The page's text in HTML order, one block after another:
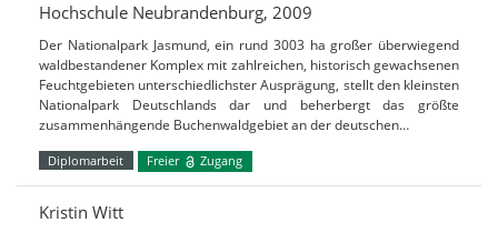
Hochschule Neubrandenburg, 2009
Der Nationalpark Jasmund, ein rund 3003 ha großer überwiegend
waldbestandener Komplex mit zahlreichen, historisch gewachsenen
Feuchtgebieten unterschiedlichster Ausprägung, stellt den kleinsten
Nationalpark Deutschlands dar und beherbergt das größte
zusammenhängende Buchenwaldgebiet an der deutschen…
Diplomarbeit Freier Zugang
Kristin Witt